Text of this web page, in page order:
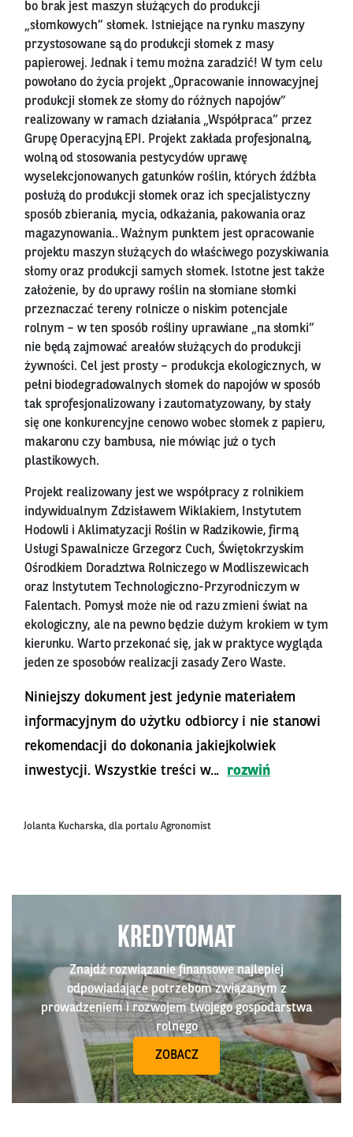
bo brak jest maszyn służących do produkcji
„słomkowych” słomek. Istniejące na rynku maszyny
przystosowane są do produkcji słomek z masy
papierowej. Jednak i temu można zaradzić! W tym celu
powołano do życia projekt „Opracowanie innowacyjnej
produkcji słomek ze słomy do różnych napojów”
realizowany w ramach działania „Współpraca” przez
Grupę Operacyjną EPI. Projekt zakłada profesjonalną,
wolną od stosowania pestycydów uprawę
wyselekcjonowanych gatunków roślin, których źdźbła
posłużą do produkcji słomek oraz ich specjalistyczny
sposób zbierania, mycia, odkażania, pakowania oraz
magazynowania.. Ważnym punktem jest opracowanie
projektu maszyn służących do właściwego pozyskiwania
słomy oraz produkcji samych słomek. Istotne jest także
założenie, by do uprawy roślin na słomiane słomki
przeznaczać tereny rolnicze o niskim potencjale
rolnym – w ten sposób rośliny uprawiane „na słomki”
nie będą zajmować areałów służących do produkcji
żywności. Cel jest prosty – produkcja ekologicznych, w
pełni biodegradowalnych słomek do napojów w sposób
tak sprofesjonalizowany i zautomatyzowany, by stały
się one konkurencyjne cenowo wobec słomek z papieru,
makaronu czy bambusa, nie mówiąc już o tych
plastikowych.
Projekt realizowany jest we współpracy z rolnikiem
indywidualnym Zdzisławem Wiklakiem, Instytutem
Hodowli i Aklimatyzacji Roślin w Radzikowie, firmą
Usługi Spawalnicze Grzegorz Cuch, Świętokrzyskim
Ośrodkiem Doradztwa Rolniczego w Modliszewicach
oraz Instytutem Technologiczno-Przyrodniczym w
Falentach. Pomysł może nie od razu zmieni świat na
ekologiczny, ale na pewno będzie dużym krokiem w tym
kierunku. Warto przekonać się, jak w praktyce wygląda
jeden ze sposobów realizacji zasady Zero Waste.
Niniejszy dokument jest jedynie materiałem
informacyjnym do użytku odbiorcy i nie stanowi
rekomendacji do dokonania jakiejkolwiek
inwestycji. Wszystkie treści w...
rozwiń
Jolanta Kucharska, dla portalu Agronomist
KREDYTOMAT
Znajdź rozwiązanie finansowe najlepiej
odpowiadające potrzebom związanym z
prowadzeniem i rozwojem twojego gospodarstwa
rolnego
ZOBACZ